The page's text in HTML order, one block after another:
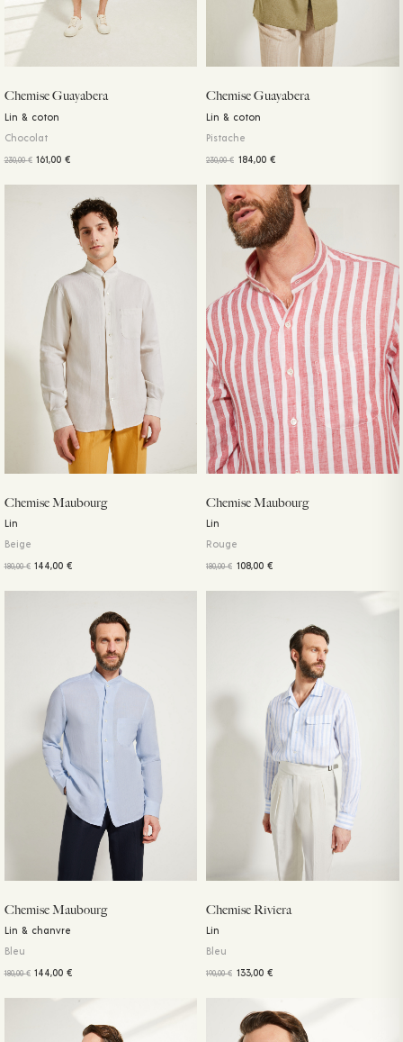
Chemise Guayabera
Lin & coton
Chocolat
230,00€ 161,00€
Chemise Guayabera
Lin & coton
Pistache
230,00€ 184,00 €
Chemise Maubourg
Lin
Beige
180,00€ 144,00€
Chemise Maubourg
Lin
Rouge
180,00€ 108,00 €
Chemise Maubourg
Lin & chanvre
Bleu
180,00€ 144,00€
Chemise Riviera
Lin
Bleu
190,00€ 133,00 €